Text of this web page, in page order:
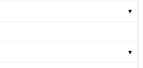
▾
▾